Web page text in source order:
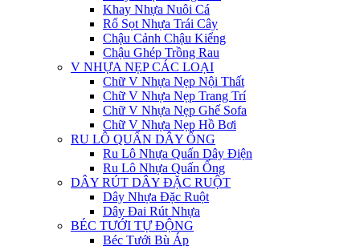
Khay Nhựa Nuôi Cá
Rổ Sọt Nhựa Trái Cây
Chậu Cảnh Chậu Kiểng
Chậu Ghép Trồng Rau
V NHỰA NẸP CÁC LOẠI
Chữ V Nhựa Nẹp Nội Thất
Chữ V Nhựa Nẹp Trang Trí
Chữ V Nhựa Nẹp Ghế Sofa
Chữ V Nhựa Nẹp Hồ Bơi
RU LÔ QUẤN DÂY ỐNG
Ru Lô Nhựa Quấn Dây Điện
Ru Lô Nhựa Quấn Ống
DÂY RÚT DÂY ĐẶC RUỘT
Dây Nhựa Đặc Ruột
Dây Đai Rút Nhựa
BÉC TƯỚI TỰ ĐỘNG
Béc Tưới Bù Áp